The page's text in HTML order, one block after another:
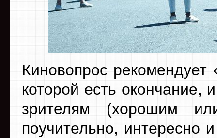
Киновопрос
которой есть окончание,
зрителям (хорошим
поучительно, интересно